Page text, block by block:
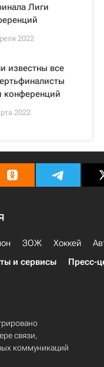
Лиги
2022
известны все
конференций
2022
ЗОЖ Хоккей
и сервисы Пресс-
связи,
коммуникаций